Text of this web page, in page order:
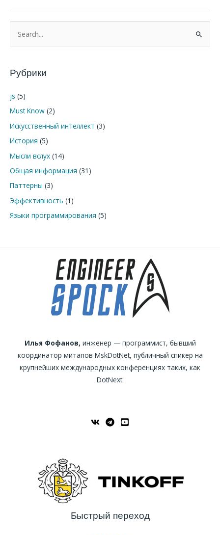
о
с
:
Рубрики
js (5)
Must Know (2)
Искусственный интеллект (3)
История (5)
Мысли вслух (14)
Общая информация (31)
Паттерны (3)
Эффективность (1)
Языки программирования (5)
Илья Фофанов, инженер — программист, бывший
координатор митапов MskDotNet, публичный спикер на
крупнейших международных конференциях таких, как
DotNext.
Быстрый переход